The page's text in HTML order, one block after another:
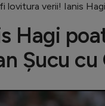
lovitura verii! Ianis
Hagi
Șucu cu